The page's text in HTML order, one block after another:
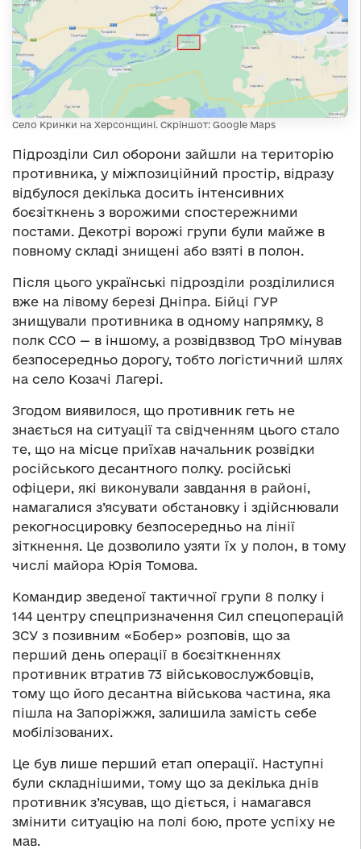
Село Кринки на Херсонщині. Скріншот: Google Maps
Підрозділи Сил оборони зайшли на територію
противника, у міжпозиційний простір, відразу
відбулося декілька досить інтенсивних
боєзіткнень з ворожими спостережними
постами. Декотрі ворожі групи були майже в
повному складі знищені або взяті в полон.
Після цього українські підрозділи розділилися
вже на лівому березі Дніпра. Бійці ГУР
знищували противника в одному напрямку, 8
полк ССО — в іншому, а розвідвзвод ТрО мінував
безпосередньо дорогу, тобто логістичний шлях
на село Козачі Лагері.
Згодом виявилося, що противник геть не
знається на ситуації та свідченням цього стало
те, що на місце приїхав начальник розвідки
російського десантного полку. російські
офіцери, які виконували завдання в районі,
намагалися з’ясувати обстановку і здійснювали
рекогносцировку безпосередньо на лінії
зіткнення. Це дозволило узяти їх у полон, в тому
числі майора Юрія Томова.
Командир зведеної тактичної групи 8 полку і
144 центру спецпризначення Сил спецоперацій
ЗСУ з позивним «Бобер» розповів, що за
перший день операції в боєзіткненнях
противник втратив 73 військовослужбовців,
тому що його десантна військова частина, яка
пішла на Запоріжжя, залишила замість себе
мобілізованих.
Це був лише перший етап операції. Наступні
були складнішими, тому що за декілька днів
противник з’ясував, що діється, і намагався
змінити ситуацію на полі бою, проте успіху не
мав.